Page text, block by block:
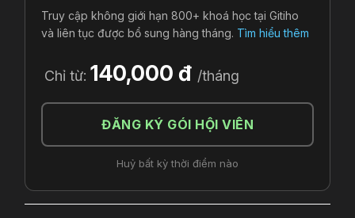
Truy cập không giới hạn 800+ khoá học tại Gitiho
và liên tục được bổ sung hàng tháng. Tìm hiểu thêm
Chỉ từ: 140,000 đ /tháng
ĐĂNG KÝ GÓI HỘI VIÊN
Huỷ bất kỳ thời điểm nào